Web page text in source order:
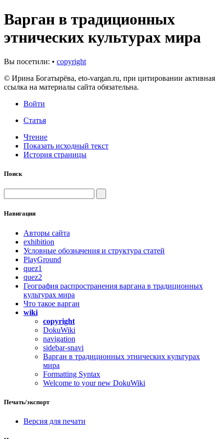
Варган в традиционных
этнических культурах мира
Вы посетили: • copyright
© Ирина Богатырёва, eto-vargan.ru, при цитировании активная
ссылка на материалы сайта обязательна.
Войти
Статья
Чтение
Показать исходный текст
История страницы
Поиск
Навигация
Авторы сайта
exhibition
Условные обозначения и структура статей
PlayGround
quez1
quez2
География распространения варгана в традиционных
культурах мира
Что такое варган
wiki
copyright
DokuWiki
navigation
sidebar-snavi
Варган в традиционных этнических культурах
мира
Formatting Syntax
Welcome to your new DokuWiki
Печать/экспорт
Версия для печати